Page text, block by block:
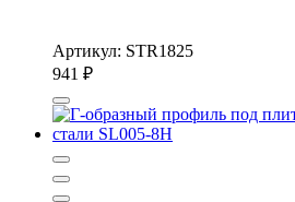
Артикул: STR1825
941 ₽